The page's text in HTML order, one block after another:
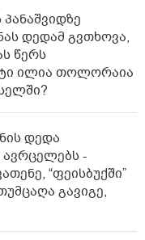
დედამ გვთხოვა,
წერს
ილია თოლორაია
დედა
ავრცელებს -
“ფეისბუქში”
გავიგე,